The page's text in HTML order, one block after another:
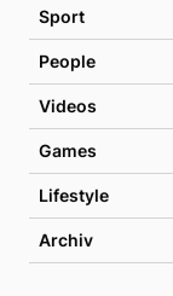
Sport
People
Videos
Games
Lifestyle
Archiv